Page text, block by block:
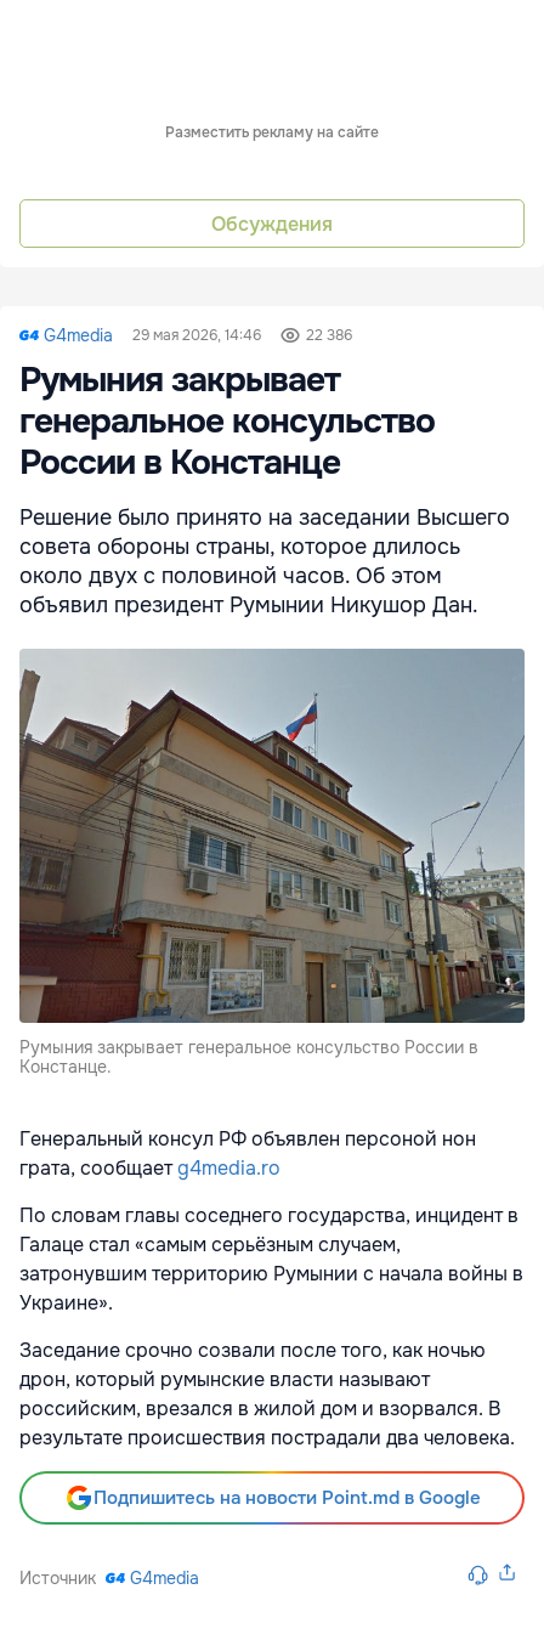
Разместить рекламу на сайте
Обсуждения
G4media 29 мая 2026, 14:46 22 386
Румыния закрывает
генеральное консульство
России в Констанце
Решение было принято на заседании Высшего
совета обороны страны, которое длилось
около двух с половиной часов. Об этом
объявил президент Румынии Никушор Дан.
Румыния закрывает генеральное консульство России в
Констанце.
Генеральный консул РФ объявлен персоной нон
грата, сообщаетg4media.ro
По словам главы соседнего государства, инцидент в
Галаце стал «самым серьёзным случаем,
затронувшим территорию Румынии с начала войны в
Украине».
Заседание срочно созвали после того, как ночью
дрон, который румынские власти называют
российским, врезался в жилой дом и взорвался. В
результате происшествия пострадали два человека.
Подпишитесь на новости Point.md в Google
Источник G4media